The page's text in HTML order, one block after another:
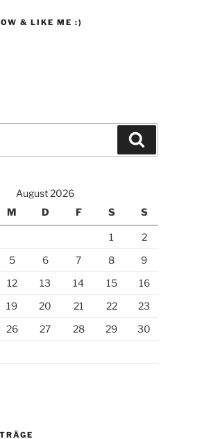
& LIKE ME :)
August 2026
M
D F S S
1
2
5
6 7 8
9
12
13 14 15
16
19
20 21 22
23
26
27 28 29 30